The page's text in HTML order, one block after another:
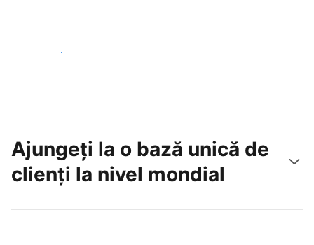
Începeți astăzi
Ajungeți la o bază unică de
clienți la nivel mondial